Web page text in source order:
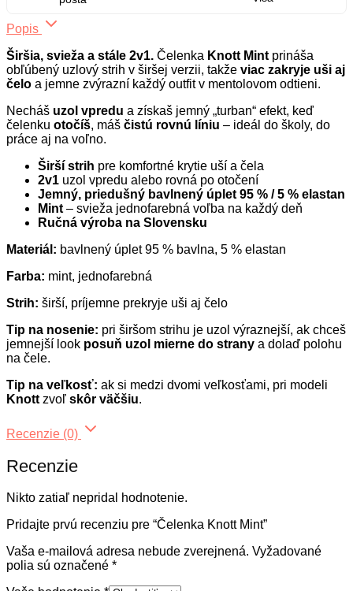
Popis
Širšia, svieža a stále 2v1. Čelenka Knott Mint prináša
obľúbený uzlový strih v širšej verzii, takže viac zakryje uši aj
čelo a jemne zvýrazní každý outfit v mentolovom odtieni.
Necháš uzol vpredu a získaš jemný „turban“ efekt, keď
čelenku otočíš, máš čistú rovnú líniu – ideál do školy, do
práce aj na voľno.
Širší strih pre komfortné krytie uší a čela
2v1 uzol vpredu alebo rovná po otočení
Jemný, priedušný bavlnený úplet 95 % / 5 % elastan
Mint – svieža jednofarebná voľba na každý deň
Ručná výroba na Slovensku
Materiál: bavlnený úplet 95 % bavlna, 5 % elastan
Farba: mint, jednofarebná
Strih: širší, príjemne prekryje uši aj čelo
Tip na nosenie: pri širšom strihu je uzol výraznejší, ak chceš
jemnejší look posuň uzol mierne do strany a dolaď polohu
na čele.
Tip na veľkosť: ak si medzi dvomi veľkosťami, pri modeli
Knott zvoľ skôr väčšiu.
Recenzie (0)
Recenzie
Nikto zatiaľ nepridal hodnotenie.
Pridajte prvú recenziu pre “Čelenka Knott Mint”
Vaša e-mailová adresa nebude zverejnená. Vyžadované
polia sú označené *